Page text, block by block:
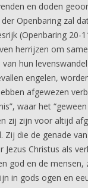
en doden
Openbaring zal
(Openbaring 20-
herrijzen om
hun
engelen,
afgewezen
waar het
zij zijn voor altijd
Zij die de genade
Jezus Christus als
god en de mensen,
in gods ogen en